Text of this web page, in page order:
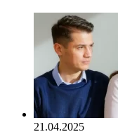
21.04.2025